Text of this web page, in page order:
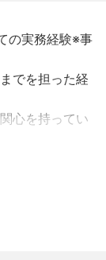
の実務経験※事
でを担った経
心を持ってい
る方